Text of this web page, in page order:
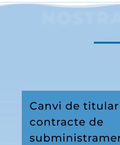
Canvi de
contracte de